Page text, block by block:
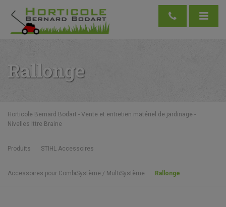
Rallonge
Horticole Bernard Bodart - Vente et entretien matériel de jardinage -
Nivelles Ittre Braine
Produits STIHL Accessoires
Accessoires pour CombiSystème / MultiSystème Rallonge